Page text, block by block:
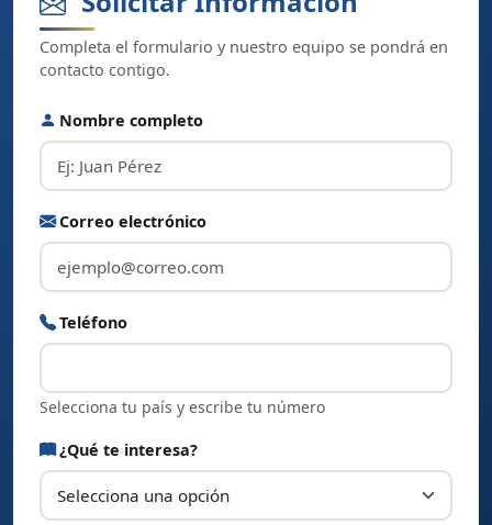
Completa el formulario y nuestro equipo se pondrá en
contacto contigo.
Nombre completo
Correo electrónico
Teléfono
Selecciona tu país y escribe tu número
¿Qué te interesa?